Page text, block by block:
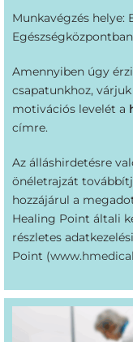
Munkavégzés helye:
Amennyiben úgy
csapatunkhoz,
motivációs levelét a
címre.
Az álláshirdetésre
önéletrajzát
hozzájárul a
Healing Point általi
részletes
Point (